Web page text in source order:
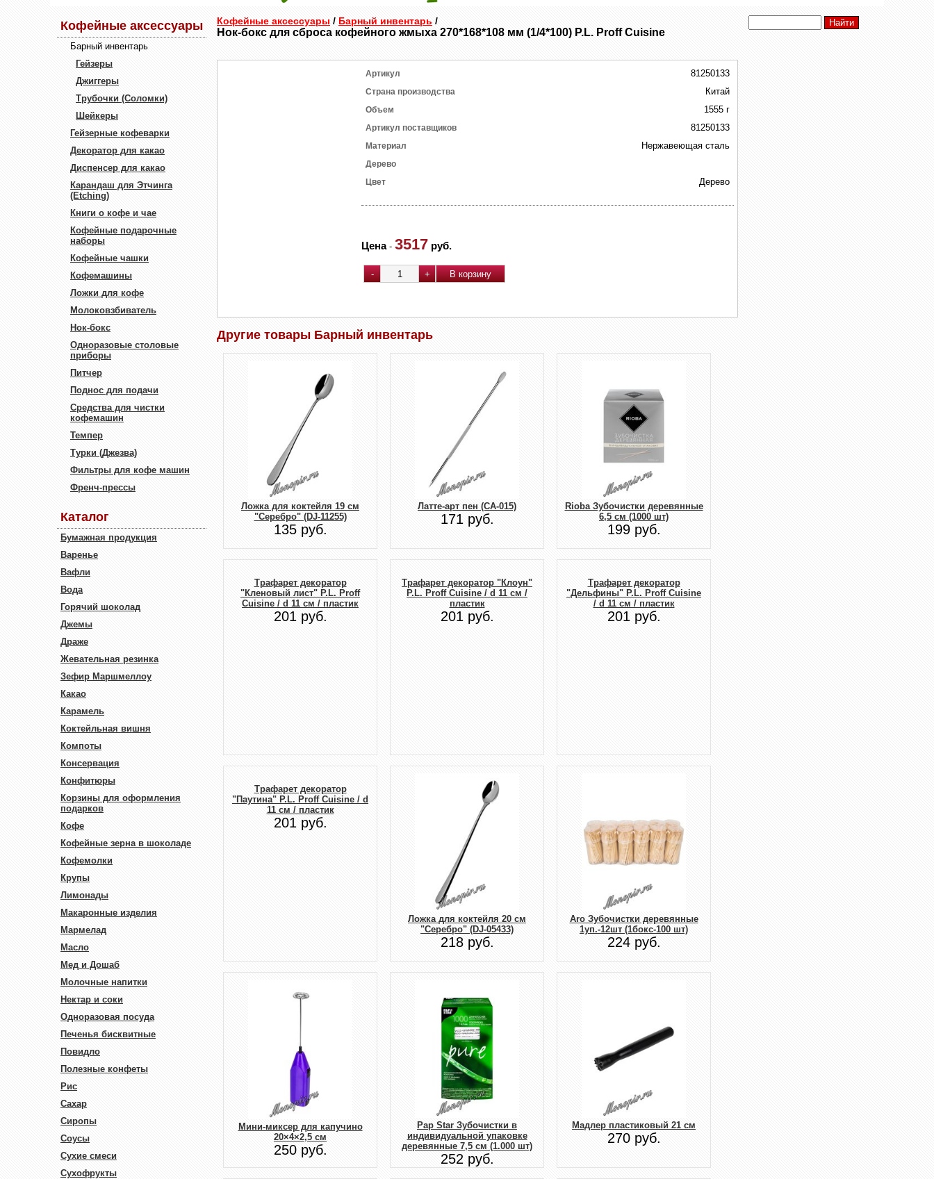
Кофейные аксессуары
Барный инвентарь
Гейзеры
Джиггеры
Трубочки (Соломки)
Шейкеры
Гейзерные кофеварки
Декоратор для какао
Диспенсер для какао
Карандаш для Этчинга
(Etching)
Книги о кофе и чае
Кофейные подарочные
наборы
Кофейные чашки
Кофемашины
Ложки для кофе
Молоковзбиватель
Нок-бокс
Одноразовые столовые
приборы
Питчер
Поднос для подачи
Средства для чистки
кофемашин
Темпер
Турки (Джезва)
Фильтры для кофе машин
Френч-прессы
Каталог
Бумажная продукция
Варенье
Вафли
Вода
Горячий шоколад
Джемы
Драже
Жевательная резинка
Зефир Маршмеллоу
Какао
Карамель
Коктейльная вишня
Компоты
Консервация
Конфитюры
Корзины для оформления
подарков
Кофе
Кофейные зерна в шоколаде
Кофемолки
Крупы
Лимонады
Макаронные изделия
Мармелад
Масло
Мед и Дошаб
Молочные напитки
Нектар и соки
Одноразовая посуда
Печенья бисквитные
Повидло
Полезные конфеты
Рис
Сахар
Сиропы
Соусы
Сухие смеси
Сухофрукты
Кофейные аксессуары / Барный инвентарь /
Нок-бокс для сброса кофейного жмыха 270*168*108 мм (1/4*100) P.L. Proff Cuisine
Артикул 81250133
Страна производства Китай
Объем 1555 г
Артикул поставщиков 81250133
Материал Нержавеющая сталь
Дерево
Цвет
Дерево
Цена- 3517 руб.
Другие товары Барный инвентарь
Ложка для коктейля 19 см
"Серебро" (DJ-11255)
135 руб.
Латте-арт пен (CA-015)
171 руб.
Rioba Зубочистки деревянные
6,5 см (1000 шт)
199 руб.
Трафарет декоратор
"Кленовый лист" P.L. Proff
Cuisine / d 11 см / пластик
201 руб.
Трафарет декоратор "Клоун"
P.L. Proff Cuisine / d 11 см /
пластик
201 руб.
Трафарет декоратор
"Дельфины" P.L. Proff Cuisine
/ d 11 см / пластик
201 руб.
Трафарет декоратор
"Паутина" P.L. Proff Cuisine / d
11 см / пластик
201 руб.
Ложка для коктейля 20 см
"Серебро" (DJ-05433)
218 руб.
Aro Зубочистки деревянные
1уп.-12шт (1бокс-100 шт)
224 руб.
Мини-миксер для капучино
20×4×2,5 см
250 руб.
Pap Star Зубочистки в
индивидуальной упаковке
деревянные 7,5 см (1.000 шт)
252 руб.
Мадлер пластиковый 21 см
270 руб.